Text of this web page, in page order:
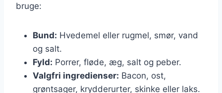
bruge:
Bund: Hvedemel eller rugmel, smør, vand
og salt.
Fyld: Porrer, fløde, æg, salt og peber.
Valgfri ingredienser: Bacon, ost,
grøntsager, krydderurter, skinke eller laks.